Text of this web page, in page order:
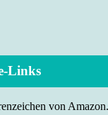
Links
von